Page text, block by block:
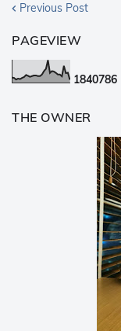
Previous Post
PAGEVIEW
1840786
THE OWNER